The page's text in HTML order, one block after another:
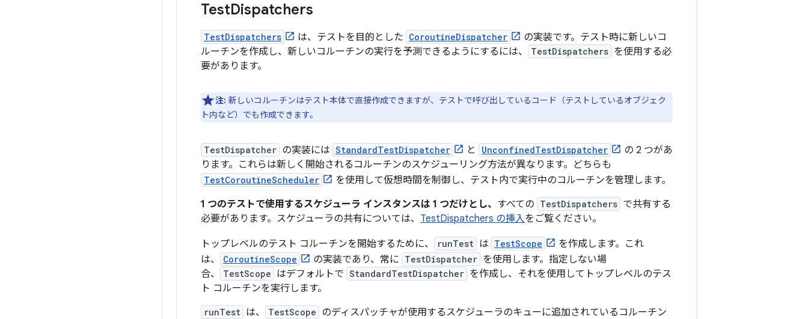
TestDispatchers
TestDispatchers は、テストを目的とした CoroutineDispatcher
の実装です。テスト時に新しいコ
ルーチンを作成し、新しいコルーチンの実行を予測できるようにするには、
TestDispatchers を使用する必
要があります。
注: 新しいコルーチンはテスト本体で直接作成できますが、テストで呼び出しているコード（テストしているオブジェク
ト内など）でも作成できます。
TestDispatcher の実装には StandardTestDispatcher と UnconfinedTestDispatcher
の 2 つがあ
ります。これらは新しく開始されるコルーチンのスケジューリング方法が異なります。どちらも
TestCoroutineScheduler
を使用して仮想時間を制御し、テスト内で実行中のコルーチンを管理します。
1 つのテストで使用するスケジューラ インスタンスは 1 つだけとし、 すべての TestDispatchers で共有する
必要があります。スケジューラの共有については、 TestDispatchers の挿入をご覧ください。
トップレベルのテスト コルーチンを開始するために、 runTest は TestScope
を作成します。これ
は、
CoroutineScope の実装であり、常に TestDispatcher を使用します。指定しない場
合、
TestScope はデフォルトで StandardTestDispatcher を作成し、それを使用してトップレベルのテス
ト コルーチンを実行します。
runTest は、 TestScope のディスパッチャが使用するスケジューラのキューに追加されているコルーチン